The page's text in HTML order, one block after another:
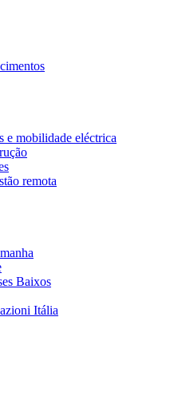
e mobilidade eléctrica
remota
Baixos
Itália